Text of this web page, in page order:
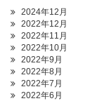
2024年12月
2022年12月
2022年11月
2022年10月
2022年9月
2022年8月
2022年7月
2022年6月